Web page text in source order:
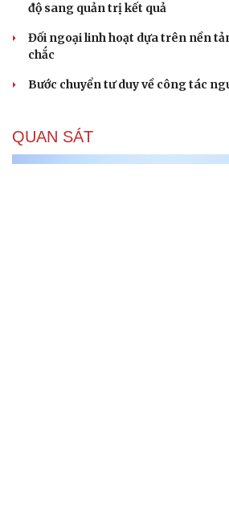
độ sang quản trị kết quả
Đối ngoại linh hoạt dựa trên nền
chắc
Bước chuyển tư duy về công tác
QUAN SÁT